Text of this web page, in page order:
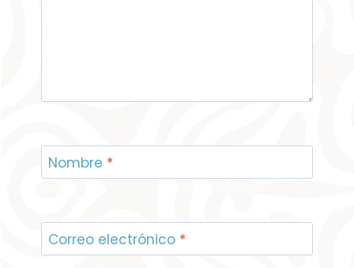
Nombre *
Correo electrónico *